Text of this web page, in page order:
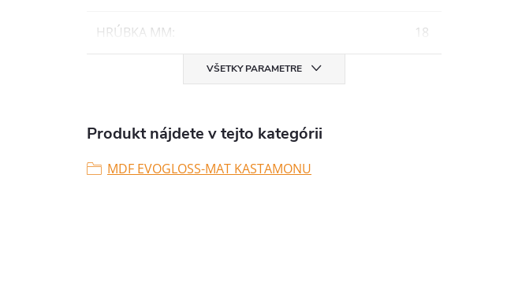
HRÚBKA MM: 18
VŠETKY PARAMETRE
Produkt nájdete v tejto kategórii
MDF EVOGLOSS-MAT KASTAMONU